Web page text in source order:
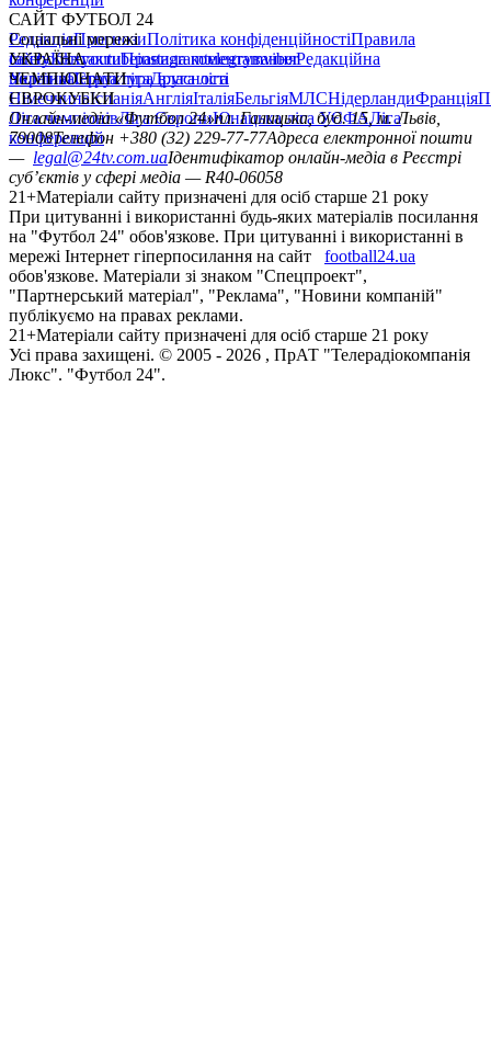
САЙТ ФУТБОЛ 24
РедакціяПрогнозиПолітика конфіденційностіПравила
сайтуКонтактиПравила коментуванняРедакційна
політикаСтруктура власності
Соціальні мережі
facebookxyoutubeinstagramtelegramviber
УКРАЇНА
УкраїнаПерша лігаДруга ліга
ЧЕМПІОНАТИ
НімеччинаІспаніяАнгліяІталіяБельгіяМЛСНідерландиФранція
ЄВРОКУБКИ
Ліга чемпіонівЛіга ЄвропиЮнацька ліга УЄФАЛіга
конференцій
Онлайн-медіа «Футбол 24»пл. Галицька, буд. 15, м. Львів,
79008Телефон +380 (32) 229-77-77Адреса електронної пошти
— legal@24tv.com.uaІдентифікатор онлайн-медіа в Реєстрі
суб’єктів у сфері медіа — R40-06058
21+Матеріали сайту призначені для осіб старше 21 року
При цитуванні і використанні будь-яких матеріалів посилання
на "Футбол 24" обов'язкове. При цитуванні і використанні в
мережі Інтернет гіперпосилання на сайт
football24.ua
обов'язкове. Матеріали зі знаком "Спецпроект",
"Партнерський матеріал", "Реклама", "Новини компаній"
публікуємо на правах реклами.
21+Матеріали сайту призначені для осіб старше 21 року
Усi права захищенi. © 2005 - 2026 , ПрАТ "Телерадіокомпанія
Люкс". "Футбол 24".